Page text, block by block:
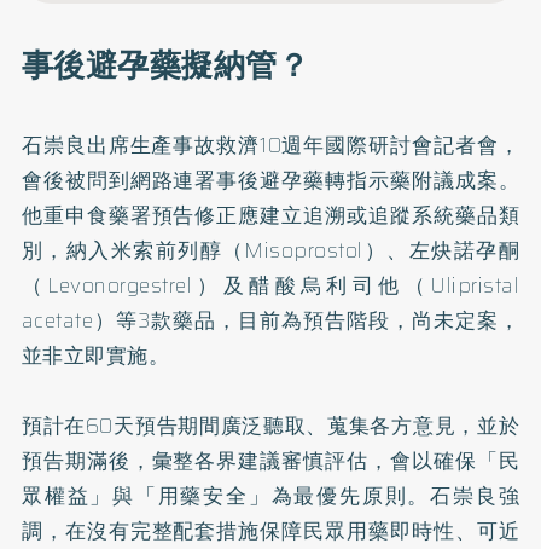
事後避孕藥擬納管？
石崇良出席生產事故救濟10週年國際研討會記者會 ，
會後被問到網路連署事後避孕藥轉指示藥附議成案。
他重申食藥署預告修正應建立追溯或追蹤系統藥品類
別，納入米索前列醇（Misoprostol）、左炔諾孕酮
（Levonorgestrel）及醋酸烏利司他（Ulipristal
acetate）等3款藥品，目前為預告階段，尚未定案，
並非立即實施。
預計在60天預告期間廣泛聽取、蒐集各方意見，並於
預告期滿後，彙整各界建議審慎評估，會以確保「民
眾權益」與「用藥安全」為最優先原則。石崇良強
調，在沒有完整配套措施保障民眾用藥即時性、可近